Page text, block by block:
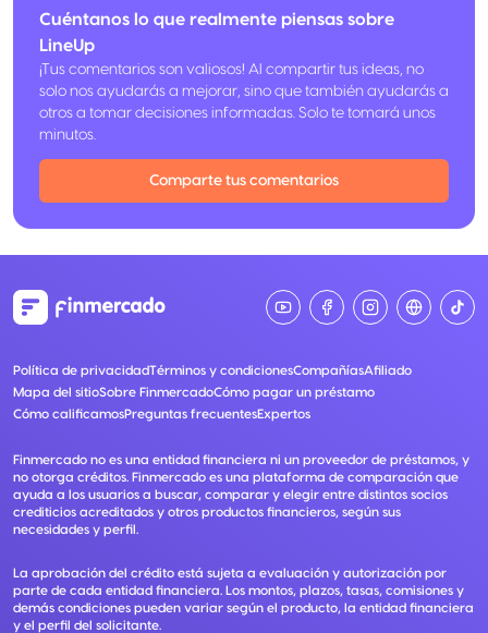
Seguro de pérdida o demora de equipaje.
Seguro de compra protegida.
Protección de compras.
Protección de precios.
Garantía extendida.
Cuéntanos lo que realmente piensas sobre
LineUp
¡Tus comentarios son valiosos! Al compartir tus ideas, no
solo nos ayudarás a mejorar, sino que también ayudarás a
otros a tomar decisiones informadas. Solo te tomará unos
minutos.
Comparte tus comentarios
Política de privacidadTérminos y condicionesCompañíasAfiliado
Mapa del sitioSobre FinmercadoCómo pagar un préstamo
Cómo calificamosPreguntas frecuentesExpertos
Finmercado no es una entidad financiera ni un proveedor de préstamos, y
no otorga créditos. Finmercado es una plataforma de comparación que
ayuda a los usuarios a buscar, comparar y elegir entre distintos socios
crediticios acreditados y otros productos financieros, según sus
necesidades y perfil.
La aprobación del crédito está sujeta a evaluación y autorización por
parte de cada entidad financiera. Los montos, plazos, tasas, comisiones y
demás condiciones pueden variar según el producto, la entidad financiera
y el perfil del solicitante.